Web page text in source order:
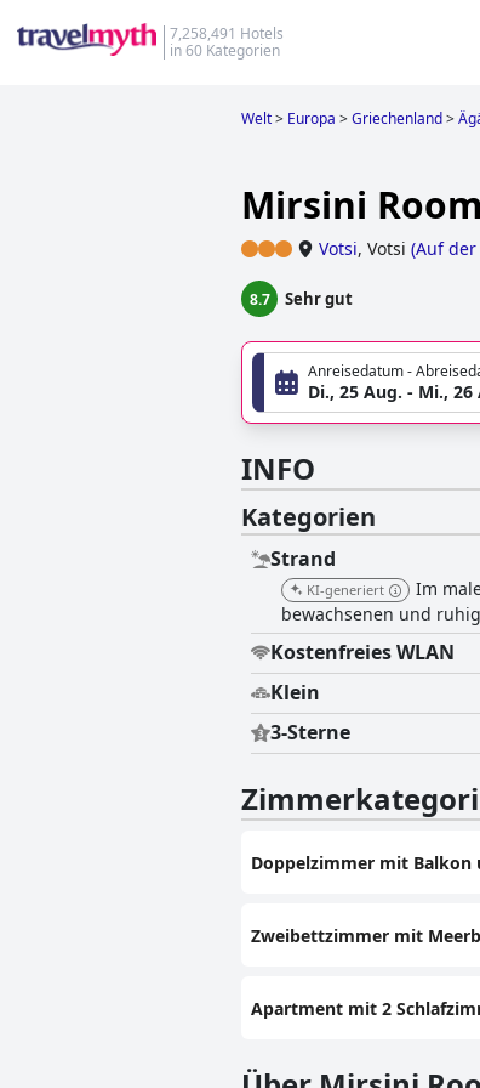
7,258,491 Hotels
in 60 Kategorien
Welt> Europa >Griechenland>
Mirsini
Votsi, Votsi (Auf der
8.7 Sehr gut
Anreisedatum -
Di., 25 Aug. - Mi., 26
INFO
Kategorien
Strand
KI-generiert
Im
bewachsenen und
Kostenfreies WLAN
Klein
3-Sterne
Doppelzimmer mit Balkon
Zweibettzimmer mit
Apartment mit 2